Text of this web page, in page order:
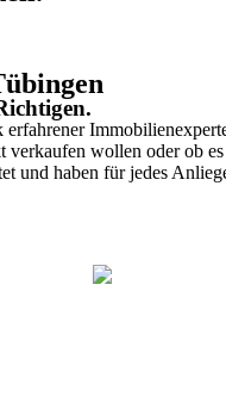
verkaufen wollen oder ob
und haben für jedes